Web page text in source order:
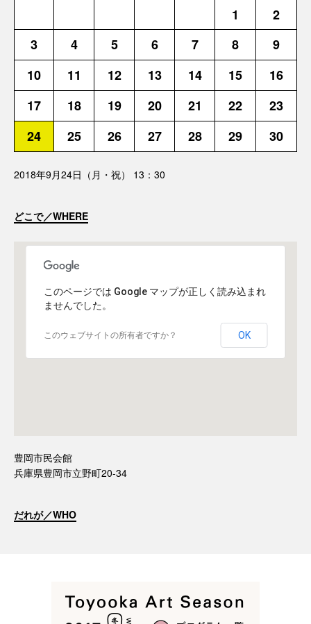
1
2
3
4 5 6 7 8
9
10
11 12 13 14 15
16
17
18 19 20 21 22
23
24
25 26 27 28 29 30
2018年9月24日（月・祝） 13：30
どこで／WHERE
このページでは Google マップが正しく読み込まれ
ませんでした。
このウェブサイトの所有者ですか？ OK
豊岡市民会館
兵庫県豊岡市立野町20-34
だれが／WHO